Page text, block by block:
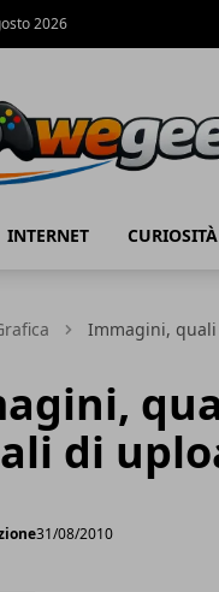
2026
INTERNET CURIOSITÀ
Immagini,
di
31/08/2010